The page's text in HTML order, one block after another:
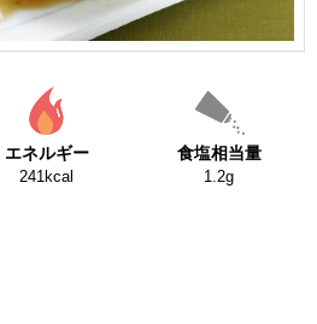
エネルギー
241kcal
食塩相当量
1.2g